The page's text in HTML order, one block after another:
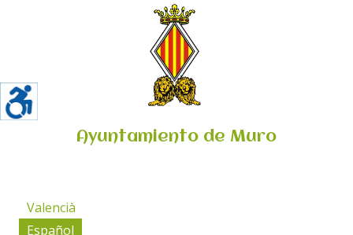
Ayuntamiento de Muro
Valencià
Español